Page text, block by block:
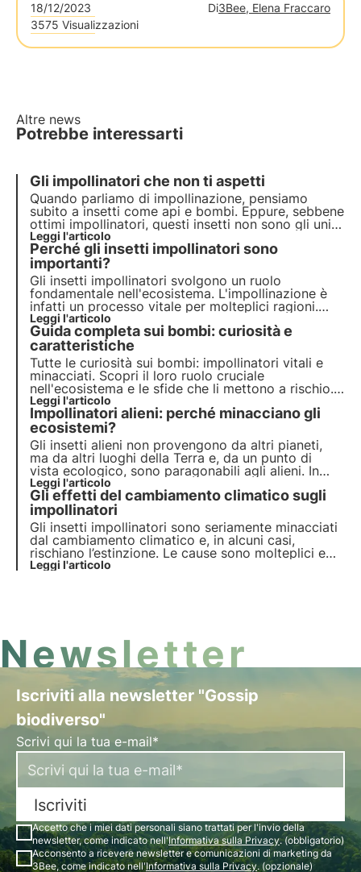
18/12/2023 Di3Bee, Elena Fraccaro
3575 Visualizzazioni
Altre news
Potrebbe interessarti
Gli impollinatori che non ti aspetti
Quando parliamo di impollinazione, pensiamo
subito a insetti come api e bombi. Eppure, sebbene
ottimi impollinatori, questi insetti non sono gli unici
a contribuire a questo importante servizio
ecosistemico.
Leggi l'articolo
Perché gli insetti impollinatori sono
importanti?
Gli insetti impollinatori svolgono un ruolo
fondamentale nell'ecosistema. L'impollinazione è
infatti un processo vitale per molteplici ragioni.
Scopriamole insieme in questo articolo,
approfondendo alcune curiosità interessanti tra cui
i diversi meccanismi di impollinazione.
Leggi l'articolo
Guida completa sui bombi: curiosità e
caratteristiche
Tutte le curiosità sui bombi: impollinatori vitali e
minacciati. Scopri il loro ruolo cruciale
nell'ecosistema e le sfide che li mettono a rischio.
Unisciti a 3Bee per preservare questi preziosi
insetti e garantire un futuro sostenibile.
Leggi l'articolo
Impollinatori alieni: perché minacciano gli
ecosistemi?
Gli insetti alieni non provengono da altri pianeti,
ma da altri luoghi della Terra e, da un punto di
vista ecologico, sono paragonabili agli alieni. In
questo articolo parliamo di cosa siano, quali siano
i più diffusi e scopriremo come possiamo aiutare
gli impollinatori grazie ai progetti di 3Bee.
Leggi l'articolo
Gli effetti del cambiamento climatico sugli
impollinatori
Gli insetti impollinatori sono seriamente minacciati
dal cambiamento climatico e, in alcuni casi,
rischiano l’estinzione. Le cause sono molteplici e
possono coinvolgere direttamente gli insetti o
Leggi l'articolo
Newsletter
Iscriviti alla newsletter "Gossip
biodiverso"
Scrivi qui la tua e-mail*
Iscriviti
Accetto che i miei dati personali siano trattati per l'invio della
newsletter, come indicato nell'Informativa sulla Privacy. (obbligatorio)
Acconsento a ricevere newsletter e comunicazioni di marketing da
3Bee, come indicato nell'Informativa sulla Privacy. (opzionale)